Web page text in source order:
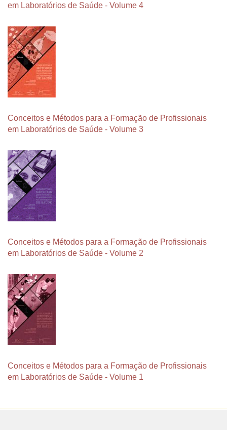
em Laboratórios de Saúde - Volume 4
Conceitos e Métodos para a Formação de Profissionais
em Laboratórios de Saúde - Volume 3
Conceitos e Métodos para a Formação de Profissionais
em Laboratórios de Saúde - Volume 2
Conceitos e Métodos para a Formação de Profissionais
em Laboratórios de Saúde - Volume 1